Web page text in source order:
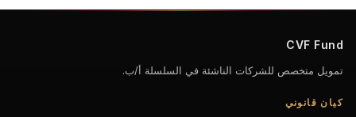
CVF Fund
تمويل متخصص للشركات الناشئة في السلسلة أ/ب.
كيان قانوني